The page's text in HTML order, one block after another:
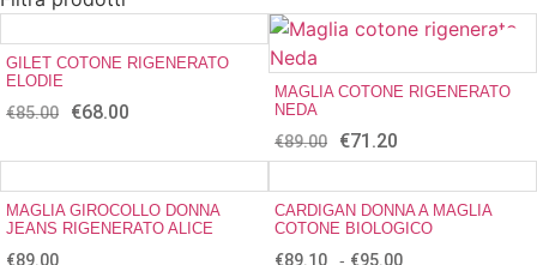
GILET COTONE RIGENERATO
ELODIE
€85.00 €68.00
MAGLIA COTONE RIGENERATO
NEDA
€89.00 €71.20
MAGLIA GIROCOLLO DONNA
JEANS RIGENERATO ALICE
€89.00
CARDIGAN DONNA A MAGLIA
COTONE BIOLOGICO
€89.10 - €95.00